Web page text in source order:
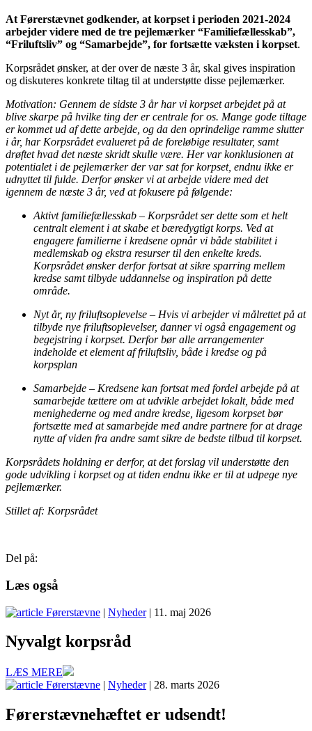
At Førerstævnet godkender, at korpset i perioden 2021-2024
arbejder videre med de tre pejlemærker “Familiefællesskab”,
“Friluftsliv” og “Samarbejde”, for fortsætte væksten i korpset.
Korpsrådet ønsker, at der over de næste 3 år, skal gives inspiration
og diskuteres konkrete tiltag til at understøtte disse pejlemærker.
Motivation: Gennem de sidste 3 år har vi korpset arbejdet på at
blive skarpe på hvilke ting der er centrale for os. Mange gode tiltage
er kommet ud af dette arbejde, og da den oprindelige ramme slutter
i år, har Korpsrådet evalueret på de foreløbige resultater, samt
drøftet hvad det næste skridt skulle være. Her var konklusionen at
potentialet i de pejlemærker der var sat for korpset, endnu ikke er
udnyttet til fulde. Derfor ønsker vi at arbejde videre med det
igennem de næste 3 år, ved at fokusere på følgende:
Aktivt familiefællesskab – Korpsrådet ser dette som et helt
centralt element i at skabe et bæredygtigt korps. Ved at
engagere familierne i kredsene opnår vi både stabilitet i
medlemskab og ekstra resurser til den enkelte kreds.
Korpsrådet ønsker derfor fortsat at sikre sparring mellem
kredse samt tilbyde uddannelse og inspiration på dette
område.
Nyt år, ny friluftsoplevelse – Hvis vi arbejder vi målrettet på at
tilbyde nye friluftsoplevelser, danner vi også engagement og
begejstring i korpset. Derfor bør alle arrangementer
indeholde et element af friluftsliv, både i kredse og på
korpsplan
Samarbejde – Kredsene kan fortsat med fordel arbejde på at
samarbejde tættere om at udvikle arbejdet lokalt, både med
menighederne og med andre kredse, ligesom korpset bør
fortsætte med at samarbejde med andre partnere for at drage
nytte af viden fra andre samt sikre de bedste tilbud til korpset.
Korpsrådets holdning er derfor, at det forslag vil understøtte den
gode udvikling i korpset og at tiden endnu ikke er til at udpege nye
pejlemærker.
Stillet af: Korpsrådet
Del på:
Læs også
Førerstævne | Nyheder| 11. maj 2026
Nyvalgt korpsråd
LÆS MERE
Førerstævne | Nyheder| 28. marts 2026
Førerstævnehæftet er udsendt!